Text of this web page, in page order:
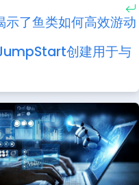
示了鱼类如何高效游动
创建用于与